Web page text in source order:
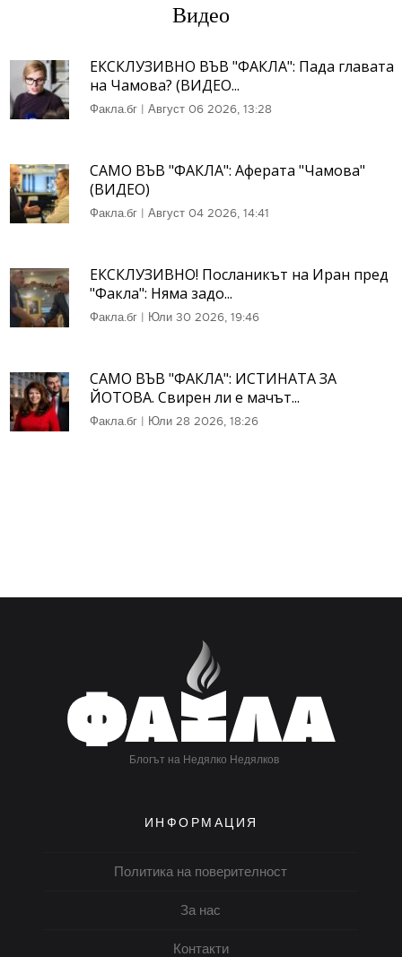
Видео
ЕКСКЛУЗИВНО ВЪВ "ФАКЛА": Пада главата
на Чамова? (ВИДЕО...
Факла.бг | Август 06 2026, 13:28
САМО ВЪВ "ФАКЛА": Аферата "Чамова"
(ВИДЕО)
Факла.бг | Август 04 2026, 14:41
ЕКСКЛУЗИВНО! Посланикът на Иран пред
"Факла": Няма задо...
Факла.бг | Юли 30 2026, 19:46
САМО ВЪВ "ФАКЛА": ИСТИНАТА ЗА
ЙОТОВА. Свирен ли е мачът...
Факла.бг | Юли 28 2026, 18:26
Блогът на Недялко Недялков
ИНФОРМАЦИЯ
Политика на поверителност
За нас
Контакти